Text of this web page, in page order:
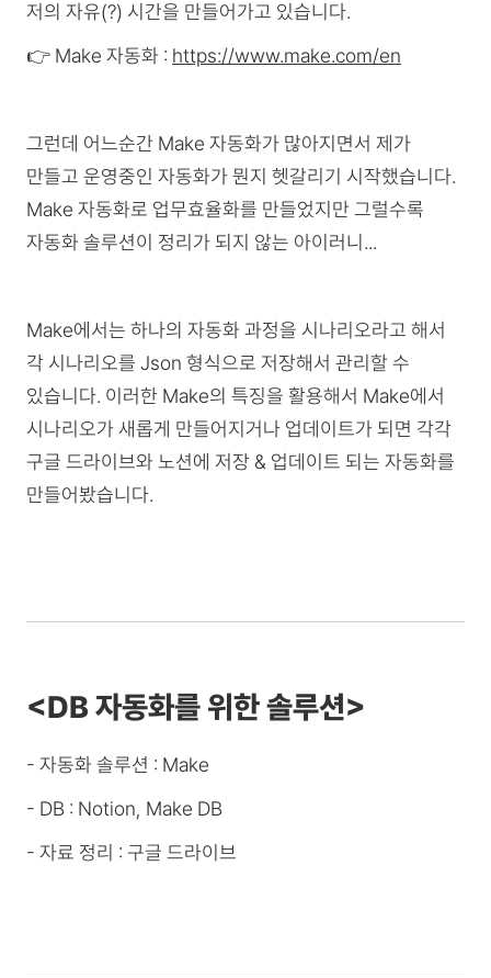
저의 자유(?) 시간을 만들어가고 있습니다.
👉 Make 자동화 : https://www.make.com/en
그런데 어느순간 Make 자동화가 많아지면서 제가
만들고 운영중인 자동화가 뭔지 헷갈리기 시작했습니다.
Make 자동화로 업무효율화를 만들었지만 그럴수록
자동화 솔루션이 정리가 되지 않는 아이러니...
Make에서는 하나의 자동화 과정을 시나리오라고 해서
각 시나리오를 Json 형식으로 저장해서 관리할 수
있습니다. 이러한 Make의 특징을 활용해서 Make에서
시나리오가 새롭게 만들어지거나 업데이트가 되면 각각
구글 드라이브와 노션에 저장 & 업데이트 되는 자동화를
만들어봤습니다.
<DB 자동화를 위한 솔루션>
- 자동화 솔루션 : Make
- DB : Notion, Make DB
- 자료 정리 : 구글 드라이브